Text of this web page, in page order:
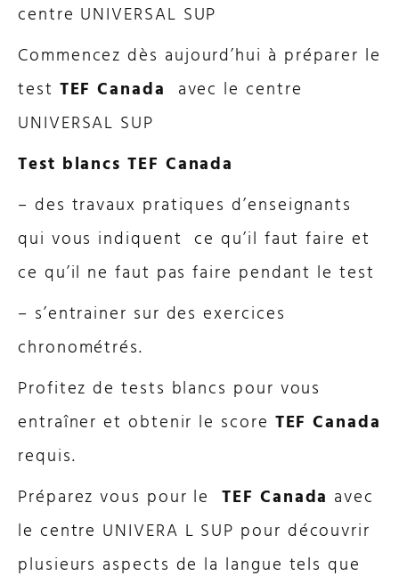
centre UNIVERSAL SUP
Commencez dès aujourd’hui à préparer le
test TEF Canada avec le centre
UNIVERSAL SUP
Test blancs TEF Canada
– des travaux pratiques d’enseignants
qui vous indiquent ce qu’il faut faire et
ce qu’il ne faut pas faire pendant le test
– s’entrainer sur des exercices
chronométrés.
Profitez de tests blancs pour vous
entraîner et obtenir le score TEF Canada
requis.
Préparez vous pour le TEF Canada avec
le centre UNIVERA L SUP pour découvrir
plusieurs aspects de la langue tels que